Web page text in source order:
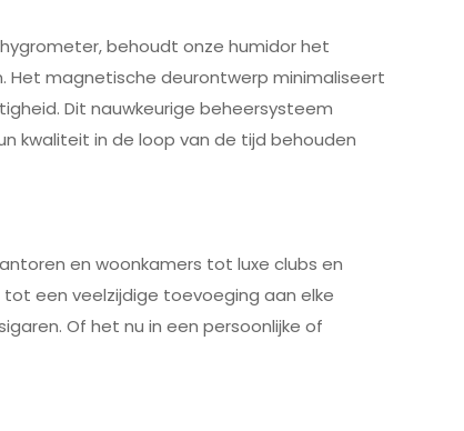
behoudt onze humidor het
Het magnetische deurontwerp minimaliseert
Dit nauwkeurige beheersysteem
kwaliteit in de loop van de tijd behouden
en woonkamers tot luxe clubs en
een veelzijdige toevoeging aan elke
Of het nu in een persoonlijke of